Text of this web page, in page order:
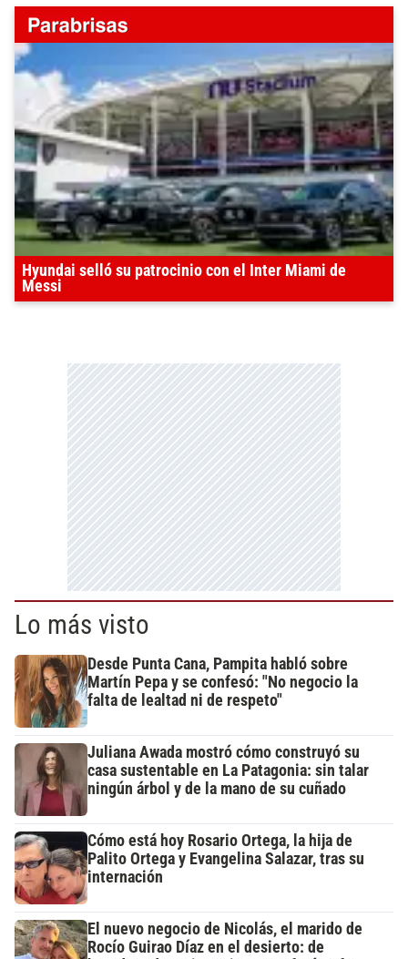
Hyundai selló su patrocinio con el Inter Miami de
Messi
Lo más visto
Desde Punta Cana, Pampita habló sobre
Martín Pepa y se confesó: "No negocio la
falta de lealtad ni de respeto"
Juliana Awada mostró cómo construyó su
casa sustentable en La Patagonia: sin talar
ningún árbol y de la mano de su cuñado
Cómo está hoy Rosario Ortega, la hija de
Palito Ortega y Evangelina Salazar, tras su
internación
El nuevo negocio de Nicolás, el marido de
Rocío Guirao Díaz en el desierto: de